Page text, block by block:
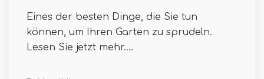
Eines der besten Dinge, die Sie tun
können, um Ihren Garten zu sprudeln.
Lesen Sie jetzt mehr....